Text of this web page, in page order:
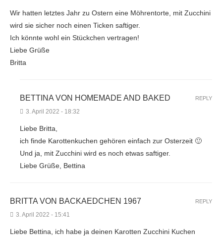
Wir hatten letztes Jahr zu Ostern eine Möhrentorte, mit Zucchini
wird sie sicher noch einen Ticken saftiger.
Ich könnte wohl ein Stückchen vertragen!
Liebe Grüße
Britta
BETTINA VON HOMEMADE AND BAKED
3. April 2022 - 18:32
Liebe Britta,
ich finde Karottenkuchen gehören einfach zur Osterzeit 🙂
Und ja, mit Zucchini wird es noch etwas saftiger.
Liebe Grüße, Bettina
REPLY
BRITTA VON BACKAEDCHEN 1967
3. April 2022 - 15:41
Liebe Bettina, ich habe ja deinen Karotten Zucchini Kuchen
REPLY